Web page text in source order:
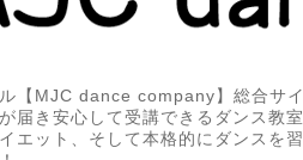
【MJC dance company】総合サ
届き安心して受講できるダンス教
エット、そして本格的にダンスを